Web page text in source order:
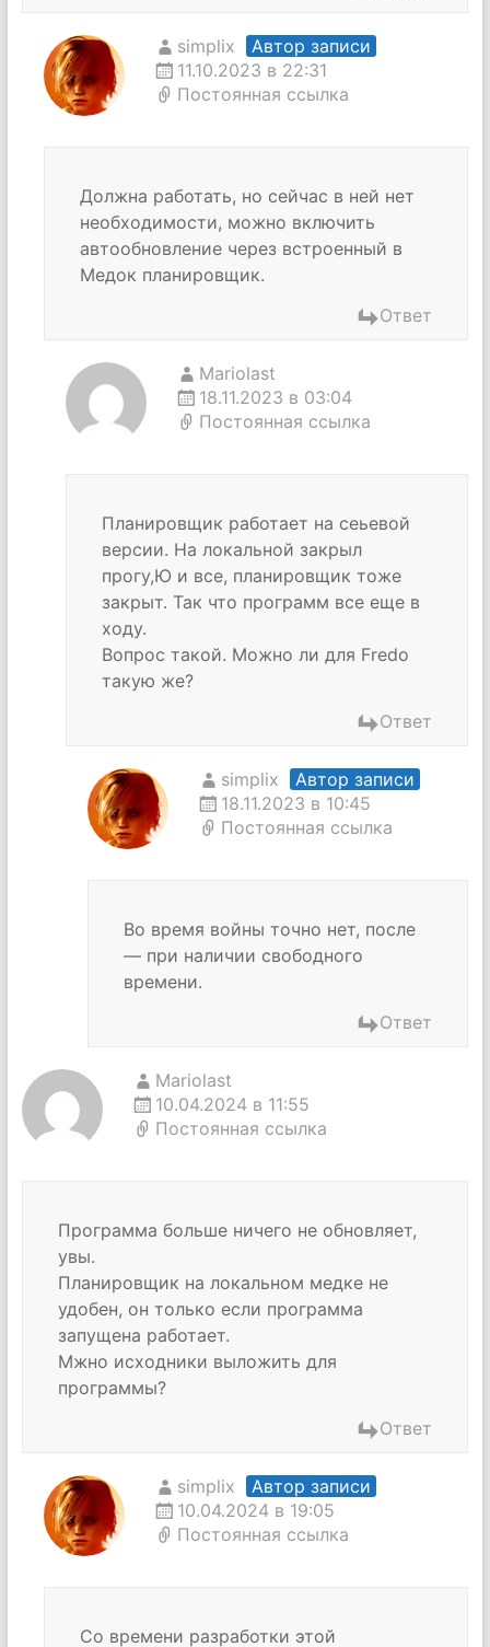
simplix
Автор записи
11.10.2023 в 22:31
Постоянная ссылка
Должна работать, но сейчас в ней нет
необходимости, можно включить
автообновление через встроенный в
Медок планировщик.
Ответ
Mariolast
18.11.2023 в 03:04
Постоянная ссылка
Планировщик работает на сеьевой
версии. На локальной закрыл
прогу,Ю и все, планировщик тоже
закрыт. Так что программ все еще в
ходу.
Вопрос такой. Можно ли для Fredo
такую же?
Ответ
simplix
Автор записи
18.11.2023 в 10:45
Постоянная ссылка
Во время войны точно нет, после
— при наличии свободного
времени.
Ответ
Mariolast
10.04.2024 в 11:55
Постоянная ссылка
Программа больше ничего не обновляет,
увы.
Планировщик на локальном медке не
удобен, он только если программа
запущена работает.
Мжно исходники выложить для
программы?
Ответ
simplix
Автор записи
10.04.2024 в 19:05
Постоянная ссылка
Со времени разработки этой